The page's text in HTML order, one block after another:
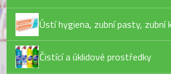
Ústí hygiena, zubní pasty, zubní
Čistící a úklidové prostředky